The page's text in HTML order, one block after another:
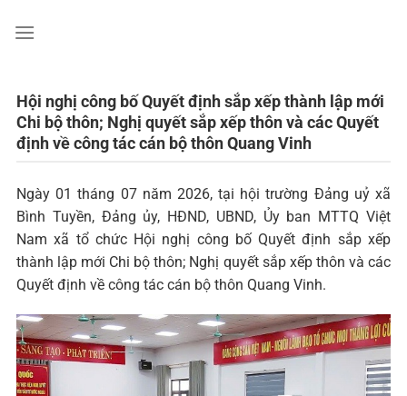
đến
Hội nghị công bố Quyết định sắp xếp thành lập mới
Chi bộ thôn; Nghị quyết sắp xếp thôn và các Quyết
định về công tác cán bộ thôn Quang Vinh
Ngày 01 tháng 07 năm 2026, tại hội trường Đảng uỷ xã
Bình Tuyền, Đảng ủy, HĐND, UBND, Ủy ban MTTQ Việt
Nam xã tổ chức Hội nghị công bố Quyết định sắp xếp
thành lập mới Chi bộ thôn; Nghị quyết sắp xếp thôn và các
Quyết định về công tác cán bộ thôn Quang Vinh.